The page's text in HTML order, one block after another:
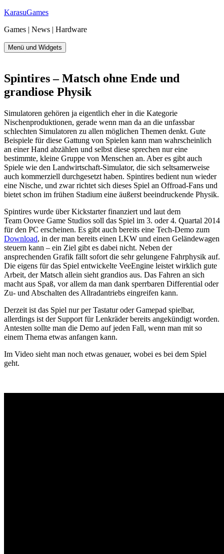
Zum
springen
KarasuGames
Games | News | Hardware
Menü und Widgets
Spintires – Matsch ohne Ende und
grandiose Physik
Simulatoren gehören ja eigentlich eher in die Kategorie
Nischenproduktionen, gerade wenn man da an die unfassbar
schlechten Simulatoren zu allen möglichen Themen denkt. Gute
Beispiele für diese Gattung von Spielen kann man wahrscheinlich
an einer Hand abzählen und selbst diese sprechen nur eine
bestimmte, kleine Gruppe von Menschen an. Aber es gibt auch
Spiele wie den Landwirtschaft-Simulator, die sich seltsamerweise
auch kommerziell durchgesetzt haben. Spintires bedient nun wieder
eine Nische, und zwar richtet sich dieses Spiel an Offroad-Fans und
bietet schon im frühen Stadium eine äußerst beeindruckende Physik.
Spintires wurde über Kickstarter finanziert und laut dem
Team Oovee Game Studios soll das Spiel im 3. oder 4. Quartal 2014
für den PC erscheinen. Es gibt auch bereits eine Tech-Demo zum
Download, in der man bereits einen LKW und einen Geländewagen
steuern kann – ein Ziel gibt es dabei nicht. Neben der
ansprechenden Grafik fällt sofort die sehr gelungene Fahrphysik auf.
Die eigens für das Spiel entwickelte VeeEngine leistet wirklich gute
Arbeit, der Matsch allein sieht grandios aus. Das Fahren an sich
macht aus Spaß, vor allem da man dank sperrbaren Differential oder
Zu- und Abschalten des Allradantriebs eingreifen kann.
Derzeit ist das Spiel nur per Tastatur oder Gamepad spielbar,
allerdings ist der Support für Lenkräder bereits angekündigt worden.
Antesten sollte man die Demo auf jeden Fall, wenn man mit so
einem Thema etwas anfangen kann.
Im Video sieht man noch etwas genauer, wobei es bei dem Spiel
geht.